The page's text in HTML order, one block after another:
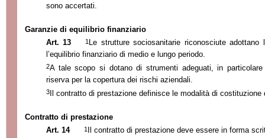
sono accertati.
Garanzie di equilibrio finanziario
Art. 13
1 Le strutture sociosanitarie riconosciute
l’equilibrio finanziario di medio e lungo periodo.
2A tale scopo si dotano di strumenti adeguati, in
riserva per la copertura dei rischi aziendali.
3Il contratto di prestazione definisce le modalità di
Contratto di prestazione
Art. 14
1Il contratto di prestazione deve essere in forma